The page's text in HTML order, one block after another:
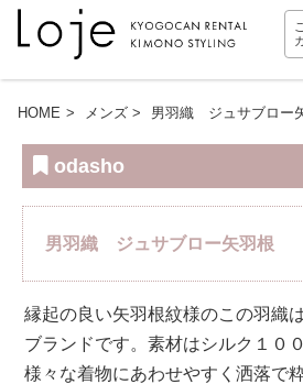
HOME メンズ 男羽織 ジュサブロー
odasho
男羽織 ジュサブロー矢羽根
縁起の良い矢羽根紋様のこの羽織
ブランドです。素材はシルク１０
様々な着物にあわせやすく洒落で